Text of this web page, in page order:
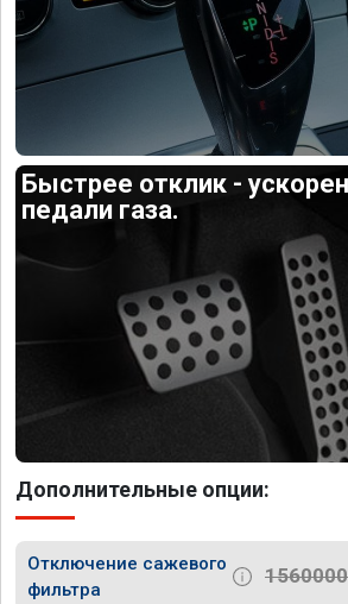
Быстрее отклик -
педали газа.
Дополнительные опции:
Отключение сажевого
фильтра
1560000